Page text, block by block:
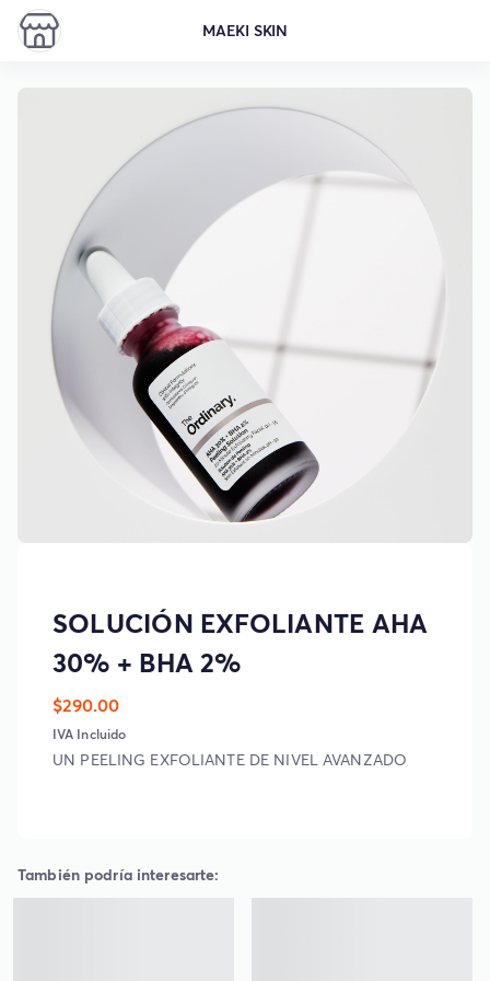
MAEKI SKIN
SOLUCIÓN EXFOLIANTE AHA
30% + BHA 2%
$290.00
IVA Incluido
UN PEELING EXFOLIANTE DE NIVEL AVANZADO
También podría interesarte: